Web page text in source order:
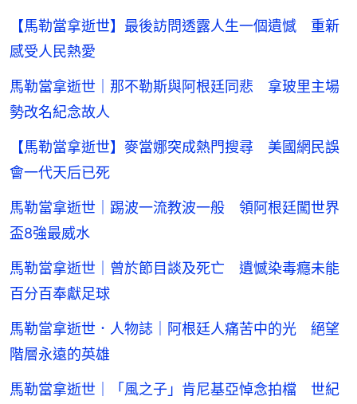
【馬勒當拿逝世】最後訪問透露人生一個遺憾 重新
感受人民熱愛
馬勒當拿逝世｜那不勒斯與阿根廷同悲 拿玻里主場
勢改名紀念故人
【馬勒當拿逝世】麥當娜突成熱門搜尋 美國網民誤
會一代天后已死
馬勒當拿逝世｜踢波一流教波一般 領阿根廷闖世界
盃8強最威水
馬勒當拿逝世｜曾於節目談及死亡 遺憾染毒癮未能
百分百奉獻足球
馬勒當拿逝世．人物誌｜阿根廷人痛苦中的光 絕望
階層永遠的英雄
馬勒當拿逝世｜「風之子」肯尼基亞悼念拍檔 世紀